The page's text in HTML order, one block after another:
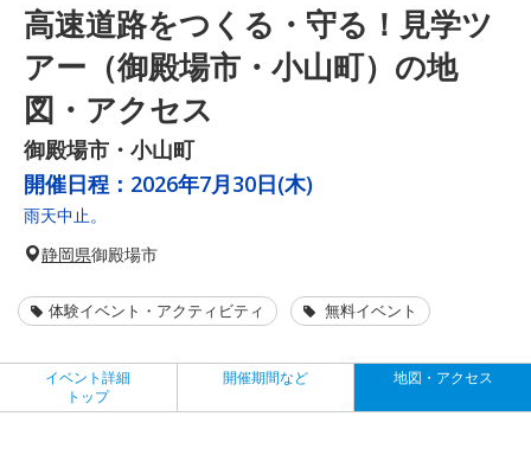
高速道路をつくる・守る！見学ツ
アー（御殿場市・小山町）の地
図・アクセス
御殿場市・小山町
開催日程： 2026年7月30日(木)
雨天中止。
静岡県御殿場市
体験イベント・アクティビティ 無料イベント
イベント詳細
トップ
開催期間など 地図・アクセス